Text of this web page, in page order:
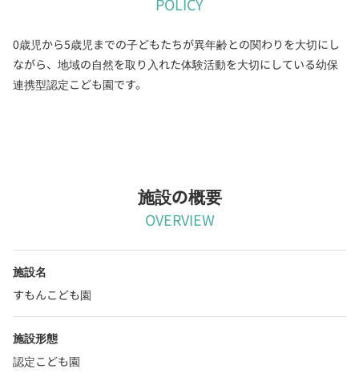
0歳児から5歳児までの子どもたちが異年齢との関わりを大切にし
ながら、地域の自然を取り入れた体験活動を大切にしている幼保
連携型認定こども園です。
施設の概要
OVERVIEW
施設名
すもんこども園
施設形態
認定こども園